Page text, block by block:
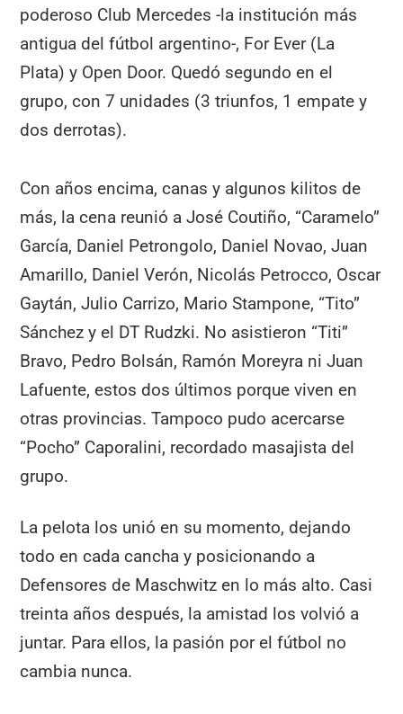
poderoso Club Mercedes -la institución más
antigua del fútbol argentino-, For Ever (La
Plata) y Open Door. Quedó segundo en el
grupo, con 7 unidades (3 triunfos, 1 empate y
dos derrotas).
Con años encima, canas y algunos kilitos de
más, la cena reunió a José Coutiño, “Caramelo”
García, Daniel Petrongolo, Daniel Novao, Juan
Amarillo, Daniel Verón, Nicolás Petrocco, Oscar
Gaytán, Julio Carrizo, Mario Stampone, “Tito”
Sánchez y el DT Rudzki. No asistieron “Titi”
Bravo, Pedro Bolsán, Ramón Moreyra ni Juan
Lafuente, estos dos últimos porque viven en
otras provincias. Tampoco pudo acercarse
“Pocho” Caporalini, recordado masajista del
grupo.
La pelota los unió en su momento, dejando
todo en cada cancha y posicionando a
Defensores de Maschwitz en lo más alto. Casi
treinta años después, la amistad los volvió a
juntar. Para ellos, la pasión por el fútbol no
cambia nunca.